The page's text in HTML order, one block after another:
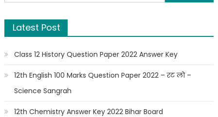
Latest Post
Class 12 History Question Paper 2022 Answer Key
12th English 100 Marks Question Paper 2022 – रट लो –
Science Sangrah
12th Chemistry Answer Key 2022 Bihar Board